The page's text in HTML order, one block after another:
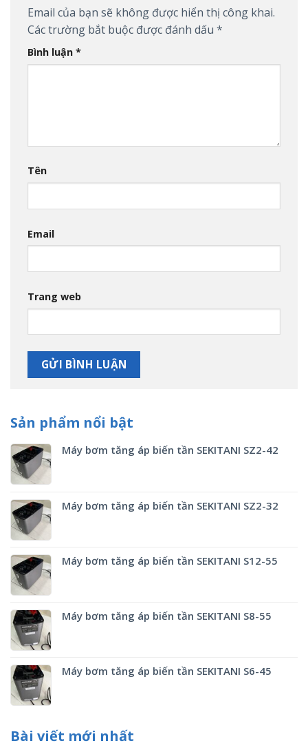
Email của bạn sẽ không được hiển thị công khai.
Các trường bắt buộc được đánh dấu *
Bình luận *
Tên
Email
Trang web
Sản phẩm nổi bật
Máy bơm tăng áp biến tần SEKITANI SZ2-42
Máy bơm tăng áp biến tần SEKITANI SZ2-32
Máy bơm tăng áp biến tần SEKITANI S12-55
Máy bơm tăng áp biến tần SEKITANI S8-55
Máy bơm tăng áp biến tần SEKITANI S6-45
Bài viết mới nhất